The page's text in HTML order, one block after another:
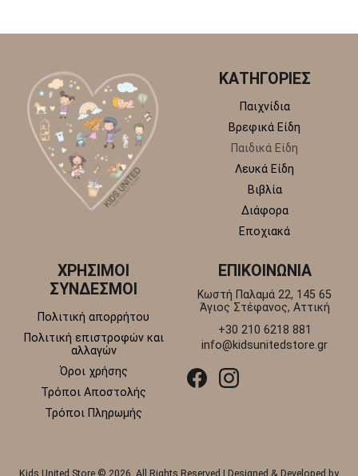
ΚΑΤΗΓΟΡΙΕΣ
Παιχνίδια
Βρεφικά Είδη
Παιδικά Είδη
Λευκά Είδη
Βιβλία
Διάφορα
Εποχιακά
ΧΡΗΣΙΜΟΙ
ΣΥΝΔΕΣΜΟΙ
Πολιτική απορρήτου
Πολιτική επιστροφών και
αλλαγών
Όροι χρήσης
Τρόποι Αποστολής
Τρόποι Πληρωμής
ΕΠΙΚΟΙΝΩΝΙΑ
Κωστή Παλαμά 22, 145 65
Άγιος Στέφανος, Αττική
+30 210 6218 881
info@kidsunitedstore.gr
Kids United Store © 2026. All Rights Reserved | Designed & Developed by